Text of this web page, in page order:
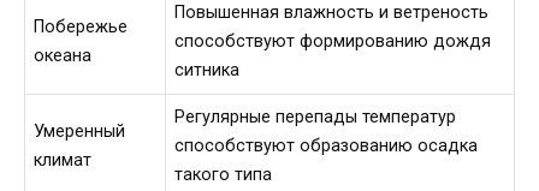
Побережье
океана
Повышенная влажность и ветреность
способствуют формированию дождя
ситника
Умеренный
климат
Регулярные перепады температур
способствуют образованию осадка
такого типа